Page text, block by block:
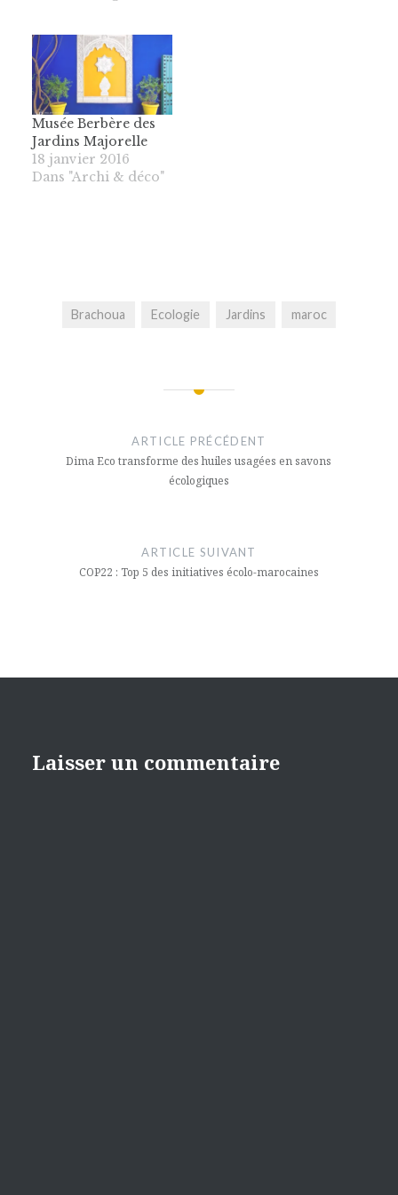
Musée Berbère des
Jardins Majorelle
18 janvier 2016
Dans "Archi & déco"
Brachoua Ecologie Jardins maroc
l’article
ARTICLE PRÉCÉDENT
Dima Eco transforme des huiles usagées en savons
écologiques
ARTICLE SUIVANT
COP22 : Top 5 des initiatives écolo-marocaines
Laisser un commentaire